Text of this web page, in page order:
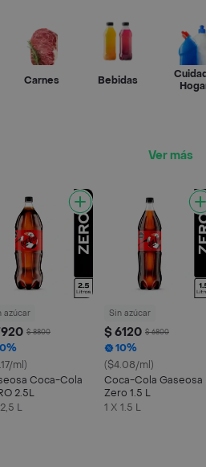
Carnes Bebidas
Ver más
azúcar
$ 8800
ml)
Coca-Cola
2.5L
L
Sin azúcar
$ 6120 $ 6800
10%
($4.08/ml)
Coca-Cola Gaseosa
Zero 1.5 L
1 X 1.5 L